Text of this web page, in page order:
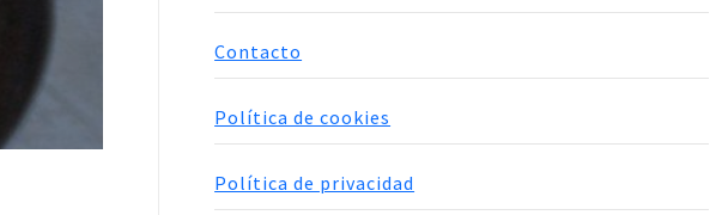
Contacto
Política de cookies
Política de privacidad